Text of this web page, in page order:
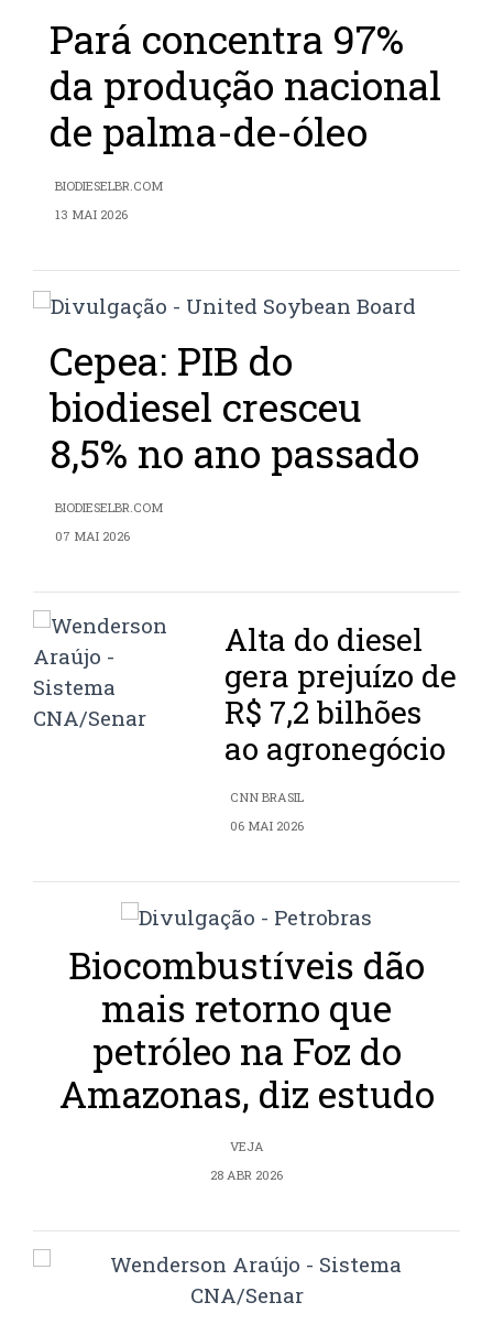
Pará concentra 97%
da produção nacional
de palma-de-óleo
BIODIESELBR.COM
13 MAI 2026
Cepea: PIB do
biodiesel cresceu
8,5% no ano passado
BIODIESELBR.COM
07 MAI 2026
Alta do diesel
gera prejuízo de
R$ 7,2 bilhões
ao agronegócio
CNN BRASIL
06 MAI 2026
Biocombustíveis dão
mais retorno que
petróleo na Foz do
Amazonas, diz estudo
VEJA
28 ABR 2026